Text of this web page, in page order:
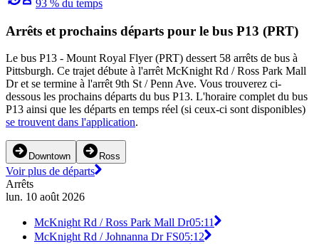
93 % du temps
Arrêts et prochains départs pour le bus P13 (PRT)
Le bus P13 - Mount Royal Flyer (PRT) dessert 58 arrêts de bus à
Pittsburgh. Ce trajet débute à l'arrêt McKnight Rd / Ross Park Mall
Dr et se termine à l'arrêt 9th St / Penn Ave. Vous trouverez ci-
dessous les prochains départs du bus P13. L'horaire complet du bus
P13 ainsi que les départs en temps réel (si ceux-ci sont disponibles)
se trouvent dans l'application.
Downtown Ross
Voir plus de départs
Arrêts
lun. 10 août 2026
McKnight Rd / Ross Park Mall Dr05:11
McKnight Rd / Johnanna Dr FS05:12